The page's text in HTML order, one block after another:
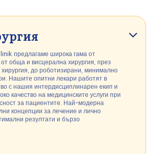
предлагаме широка гама от
от обща и висцерална хирургия, през
до роботизирани, минимално
Нашите опитни лекари работят в
с нашия интердисциплинарен екип и
качество на медицинските услуги при
за пациентите. Най-модерна
концепции за лечение и лично
резултати и бързо